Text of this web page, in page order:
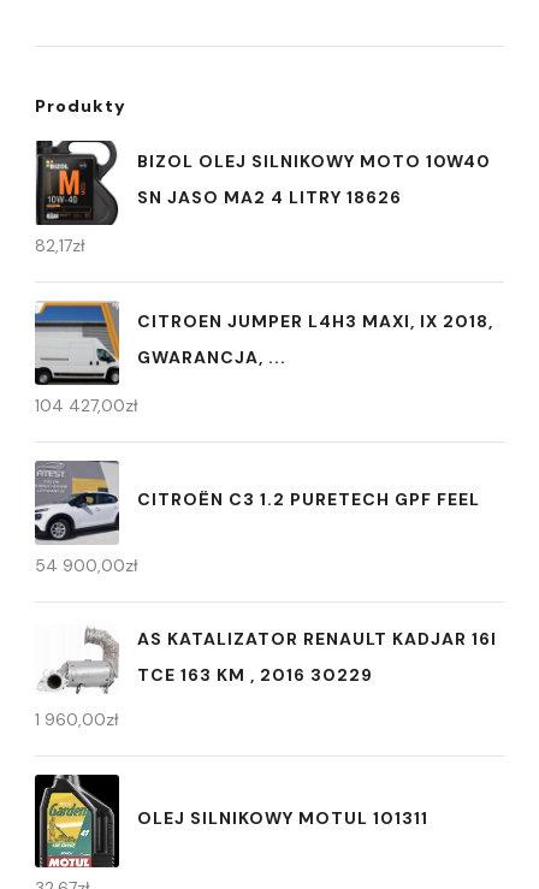
Produkty
BIZOL OLEJ SILNIKOWY MOTO 10W40
SN JASO MA2 4 LITRY 18626
82,17zł
CITROEN JUMPER L4H3 MAXI, IX 2018,
GWARANCJA, ...
104 427,00zł
CITROËN C3 1.2 PURETECH GPF FEEL
54 900,00zł
AS KATALIZATOR RENAULT KADJAR 16I
TCE 163 KM , 2016 30229
1 960,00zł
OLEJ SILNIKOWY MOTUL 101311